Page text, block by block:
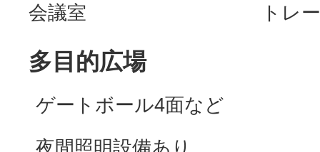
会議室 トレ
多目的広場
ゲートボール4面など
夜間照明設備あり